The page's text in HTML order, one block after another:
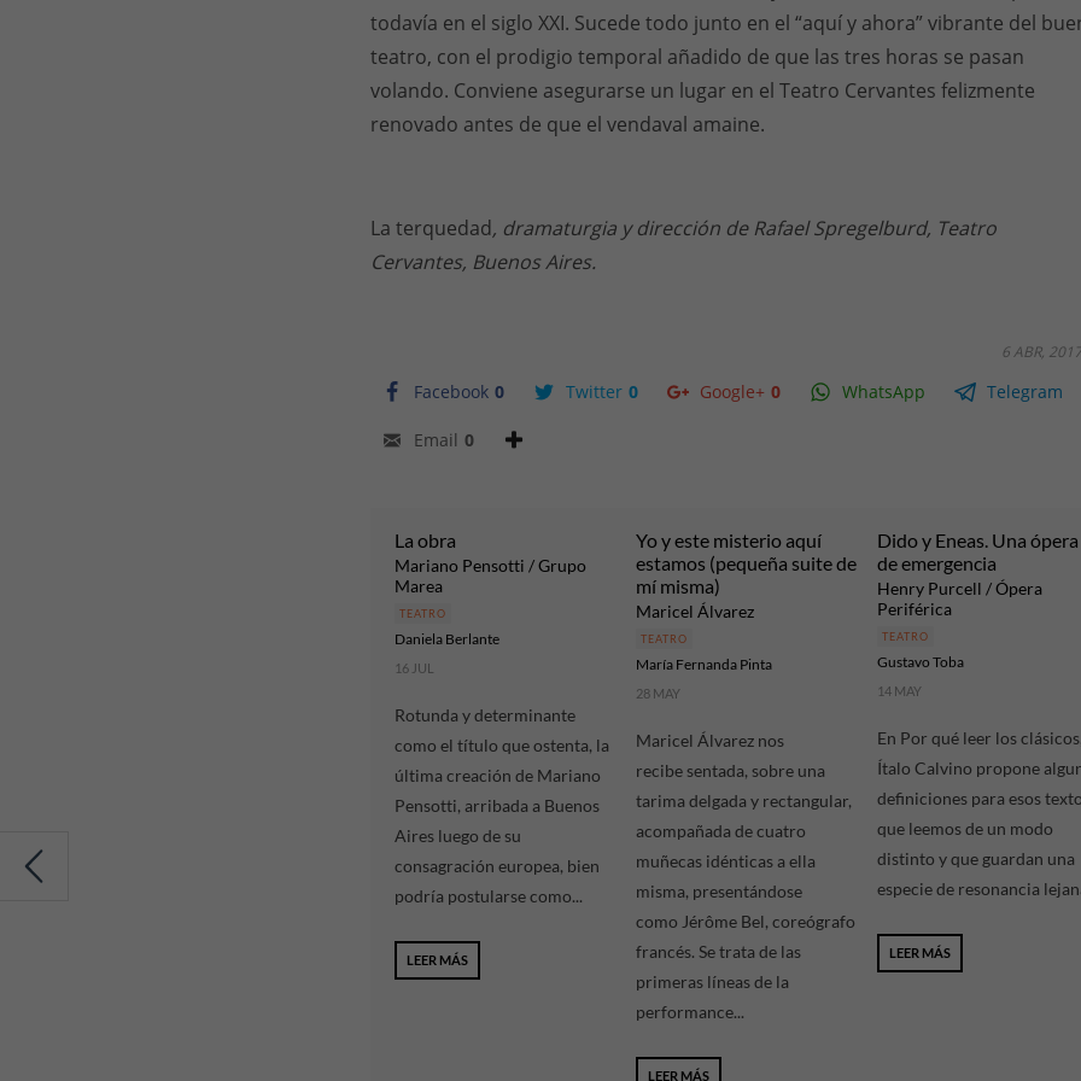
todavía en el siglo XXI. Sucede todo junto en el “aquí y ahora” vibrante del
teatro, con el prodigio temporal añadido de que las tres horas se pasan
volando. Conviene asegurarse un lugar en el Teatro Cervantes felizmente
renovado antes de que el vendaval amaine.
La terquedad, dramaturgia y dirección de Rafael Spregelburd, Teatro
Cervantes, Buenos Aires.
Facebook 0 Twitter 0 Google+ 0 WhatsApp Telegram
Email 0
6 ABR, 2017
La obra
Mariano Pensotti / Grupo
Marea
TEATRO
Daniela Berlante
16 JUL
Rotunda y determinante
como el título que ostenta, la
última creación de Mariano
Pensotti, arribada a Buenos
Aires luego de su
consagración europea, bien
podría postularse como...
LEER MÁS
Yo y este misterio aquí
estamos (pequeña suite de
mí misma)
Maricel Álvarez
TEATRO
María Fernanda Pinta
28 MAY
Maricel Álvarez nos
recibe sentada, sobre una
tarima delgada y rectangular,
acompañada de cuatro
muñecas idénticas a ella
misma, presentándose
como Jérôme Bel, coreógrafo
francés. Se trata de las
primeras líneas de la
performance...
LEER MÁS
Dido y Eneas. Una ópera
de emergencia
Henry Purcell / Ópera
Periférica
TEATRO
Gustavo Toba
14 MAY
En Por qué leer los
Ítalo Calvino propone
definiciones para esos
que leemos de un modo
distinto y que guardan una
especie de resonancia
LEER MÁS